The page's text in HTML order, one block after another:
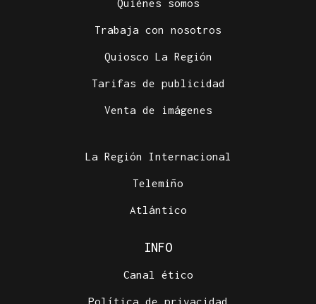
Quiénes somos
Trabaja con nosotros
Quiosco La Región
Tarifas de publicidad
Venta de imágenes
La Región Internacional
Telemiño
Atlántico
INFO
Canal ético
Política de privacidad